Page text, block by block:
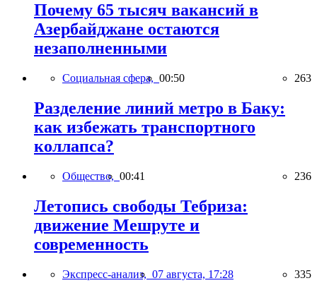
Почему 65 тысяч вакансий в
Азербайджане остаются
незаполненными
Социальная сфера, 00:50 263
Разделение линий метро в Баку:
как избежать транспортного
коллапса?
Общество, 00:41 236
Летопись свободы Тебриза:
движение Мешруте и
современность
Экспресс-анализ, 07 августа, 17:28 335